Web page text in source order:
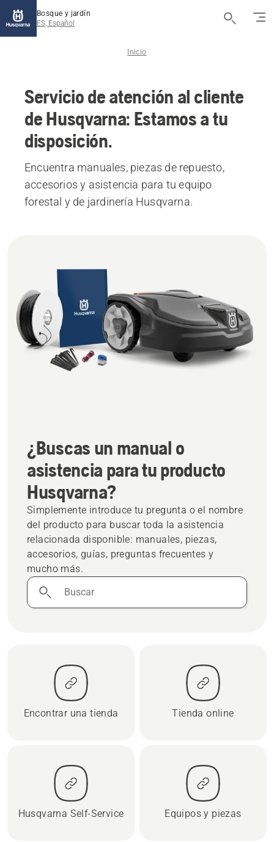
Bosque y jardín
ES, Español
Inicio
Servicio de atención al cliente
de Husqvarna: Estamos a tu
disposición.
Encuentra manuales, piezas de repuesto,
accesorios y asistencia para tu equipo
forestal y de jardinería Husqvarna.
¿Buscas un manual o
asistencia para tu producto
Husqvarna?
Simplemente introduce tu pregunta o el nombre
del producto para buscar toda la asistencia
relacionada disponible: manuales, piezas,
accesorios, guías, preguntas frecuentes y
mucho más.
Buscar
Encontrar una tienda Tienda online
Husqvarna Self-Service Equipos y piezas